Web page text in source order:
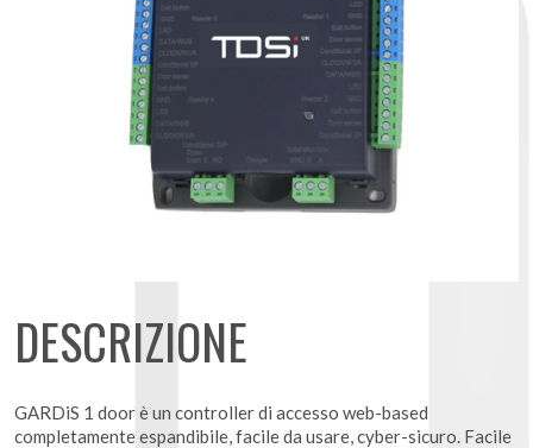
DESCRIZIONE
GARDiS 1 door è un controller di accesso web-based
completamente espandibile, facile da usare, cyber-sicuro. Facile